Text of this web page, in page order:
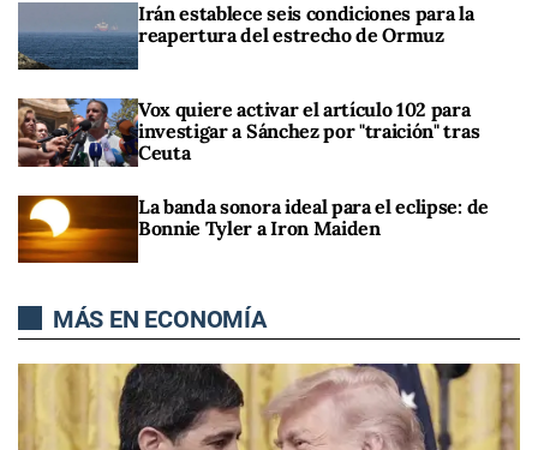
Irán establece seis condiciones para la
reapertura del estrecho de Ormuz
Vox quiere activar el artículo 102 para
investigar a Sánchez por "traición" tras
Ceuta
La banda sonora ideal para el eclipse: de
Bonnie Tyler a Iron Maiden
MÁS EN ECONOMÍA